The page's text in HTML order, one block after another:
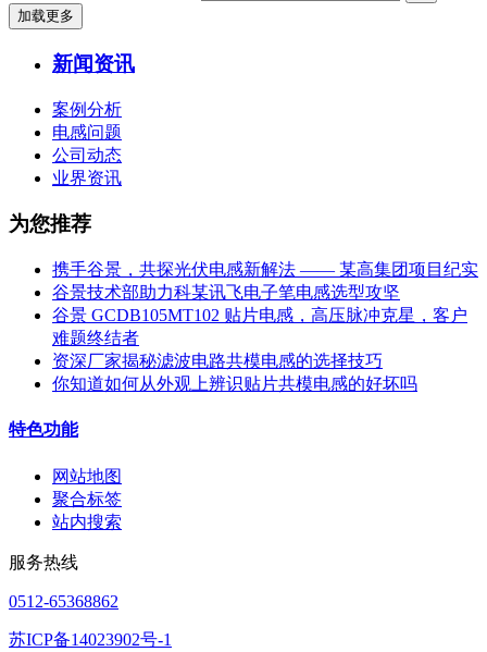
加载更多
新闻资讯
案例分析
电感问题
公司动态
业界资讯
为您推荐
携手谷景，共探光伏电感新解法 —— 某高集团项目纪实
谷景技术部助力科某讯飞电子笔电感选型攻坚
谷景 GCDB105MT102 贴片电感，高压脉冲克星，客户
难题终结者
资深厂家揭秘滤波电路共模电感的选择技巧
你知道如何从外观上辨识贴片共模电感的好坏吗
特色功能
网站地图
聚合标签
站内搜索
服务热线
0512-65368862
苏ICP备14023902号-1